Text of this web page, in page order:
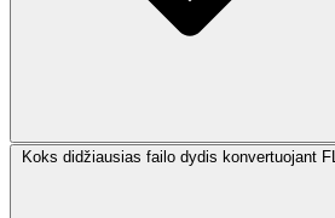
Koks didžiausias failo dydis konvertuojant